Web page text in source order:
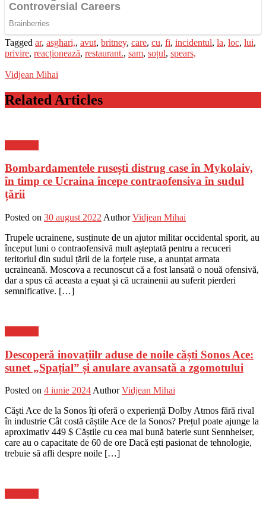
Tagged ar, asghari,, avut, britney, care, cu, fi, incidentul, la, loc, lui,
privire, reacționează, restaurant., sam, soțul, spears,
Vidjean Mihai
Related Articles
Bombardamentele rusești distrug case în Mykolaiv,
în timp ce Ucraina începe contraofensiva în sudul
țării
Posted on 30 august 2022 Author Vidjean Mihai
Trupele ucrainene, susținute de un ajutor militar occidental sporit, au
început luni o contraofensivă mult așteptată pentru a recuceri
teritoriul din sudul țării de la forțele ruse, a anunțat armata
ucraineană. Moscova a recunoscut că a fost lansată o nouă ofensivă,
dar a spus că aceasta a eșuat și că ucrainenii au suferit pierderi
semnificative. […]
Descoperă inovațiilr aduse de noile căști Sonos Ace:
sunet „Spațial” și anulare avansată a zgomotului
Posted on 4 iunie 2024Author Vidjean Mihai
Căști Ace de la Sonos îți oferă o experiență Dolby Atmos fără rival
în industrie Cât costă căștile Ace de la Sonos? Prețul poate ajunge la
aproximativ 449 $ Căștile cu cea mai bună baterie sunt Sennheiser,
care au o capacitate de 60 de ore Dacă ești pasionat de tehnologie,
trebuie să afli despre noile […]